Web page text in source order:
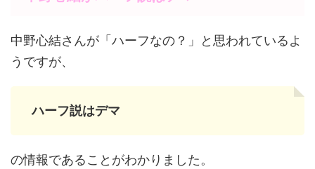
中野心結さんが「ハーフなの？」と思われているよ
うですが、
ハーフ説はデマ
の情報であることがわかりました。